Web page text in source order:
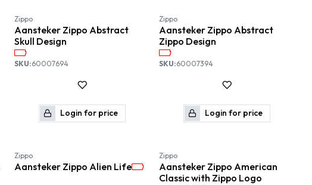
Nieuw!
Zippo
Aansteker Zippo Abstract
Skull Design
SKU:60007694
Login for price
Zippo
Aansteker Zippo Abstract
Zippo Design
SKU:60007394
Login for price
Zippo
Aansteker Zippo Alien Life
Zippo
Aansteker Zippo American
Classic with Zippo Logo